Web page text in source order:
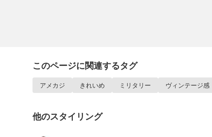
このページに関連するタグ
アメカジ きれいめ ミリタリー ヴィンテージ感
他のスタイリング